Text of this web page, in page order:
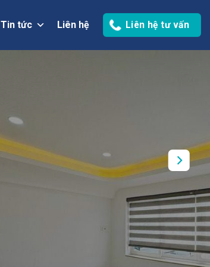
Tin tức Liên hệ Liên hệ tư vấn